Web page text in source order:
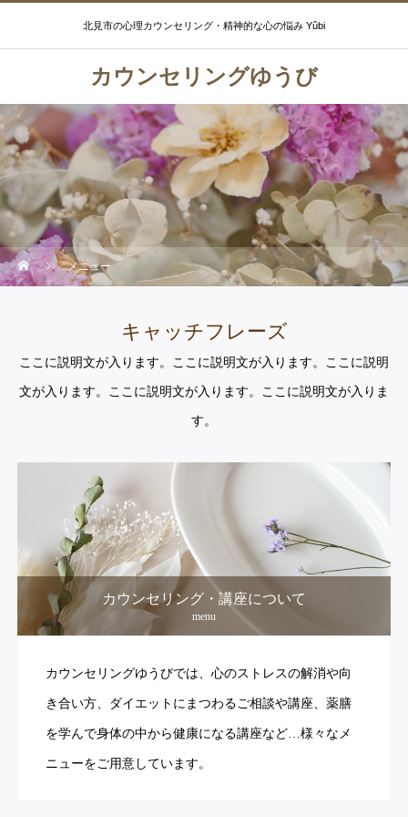
北見市の心理カウンセリング・精神的な心の悩み Yûbi
カウンセリングゆうび
メニュー
キャッチフレーズ
ここに説明文が入ります。ここに説明文が入ります。ここに説明
文が入ります。ここに説明文が入ります。ここに説明文が入りま
す。
カウンセリング・講座について
menu
カウンセリングゆうびでは、心のストレスの解消や向
き合い方、ダイエットにまつわるご相談や講座、薬膳
を学んで身体の中から健康になる講座など…様々なメ
ニューをご用意しています。